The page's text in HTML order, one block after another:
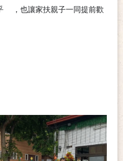
，也讓家扶親子一同提前歡